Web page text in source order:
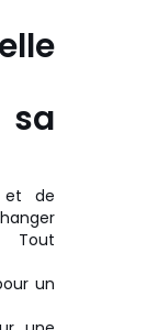
et de
Tout
un